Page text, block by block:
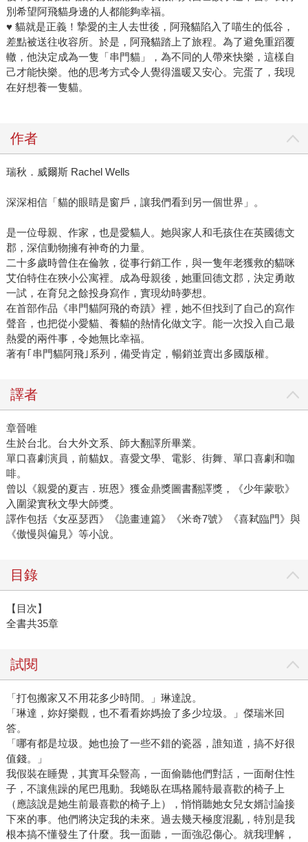
別希望阿飛貓身邊的人都能夠幸福。
♥ 貓就是正義！摯愛的主人去世後，阿飛貓陷入了喵生的低谷，
差點被送往收容所。於是，阿飛貓踏上了旅程。為了避免重蹈覆
轍，他決定成為一隻「串門貓」，為不同的人帶來快樂，這樣自
己才能快樂。他的思考方式令人覺得溫暖又安心。完蛋了，我現
在好想養一隻貓。
作者
瑞秋．威爾斯 Rachel Wells
深深相信「貓的眼睛是窗戶，讓我們看到另一個世界」。
是一位母親、作家，也是愛貓人。她與家人和毛孩住在英國德文
郡，深信動物擁有神奇的力量。
二十多歲時曾住在倫敦，從事行銷工作，與一隻年老獲救的貓咪
艾伯特住在狹小公寓裡。成為母親後，她重回德文郡，決定勇敢
一試，在育兒之餘投身寫作，實現幼時夢想。
在首部作品《串門貓阿飛的奇蹟》裡，她不但找到了自己的寫作
聲音，也把從小愛貓、養貓的熱情化做文字。能一次投入自己最
熱愛的兩件事，令她無比幸福。
著有｢串門貓阿飛｣系列，備受肯定，暢銷並賣出多國版權。
譯者
章晉唯
生於台北。台大外文系、師大翻譯所畢業。
單口喜劇演員，前貓奴。喜愛文學、電影、街舞、單口喜劇和咖
啡。
曾以《親愛的夏吉．班恩》獲金鼎獎圖書翻譯獎，《少年蒙歌》
入圍梁實秋文學大師獎。
譯作包括《女巫瑟西》《詭畫連篇》《米奇7號》《喜弒臨門》與
《傲慢與偏見》等小說。
目錄
【目次】
全書共35章
試閱
「打包搬家又不用花多少時間。」琳達說。
「琳達，妳好樂觀，也不看看妳媽撿了多少垃圾。」傑瑞米回
答。
「哪有都是垃圾。她也撿了一些不錯的瓷器，誰知道，搞不好很
值錢。」
我假裝在睡覺，其實耳朵豎高，一面偷聽他們對話，一面耐住性
子，不讓焦躁的尾巴甩動。我蜷臥在瑪格麗特最喜歡的椅子上
（應該說是她生前最喜歡的椅子上），悄悄聽她女兒女婿討論接
下來的事。他們將決定我的未來。過去幾天極度混亂，特別是我
根本搞不懂發生了什麼。我一面聽，一面強忍傷心。就我理解，